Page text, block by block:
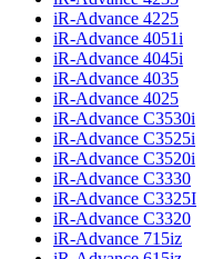
iR-Advance 4225
iR-Advance 4051i
iR-Advance 4045i
iR-Advance 4035
iR-Advance 4025
iR-Advance C3530i
iR-Advance C3525i
iR-Advance C3520i
iR-Advance C3330
iR-Advance C3325I
iR-Advance C3320
iR-Advance 715iz